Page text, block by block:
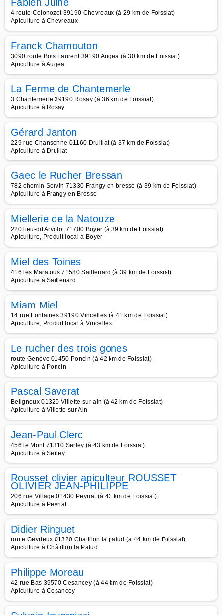
Fabien Julhe
4 route Colonozet 39190 Chevreaux (à 29 km de Foissiat)
Apiculture à Chevreaux
Franck Chamouton
3090 route Bois Laurent 39190 Augea (à 30 km de Foissiat)
Apiculture à Augea
La Ferme de Chantemerle
3 Chantemerle 39190 Rosay (à 36 km de Foissiat)
Apiculture à Rosay
Gérard Janton
229 rue Chansonne 01160 Druillat (à 37 km de Foissiat)
Apiculture à Druillat
Gaec le Rucher Bressan
782 chemin Servin 71330 Frangy en bresse (à 39 km de Foissiat)
Apiculture à Frangy en Bresse
Miellerie de la Natouze
220 lieu-dit Arvolot 71700 Boyer (à 39 km de Foissiat)
Apiculture, Produit local à Boyer
Miel des Toines
416 les Maratous 71580 Saillenard (à 39 km de Foissiat)
Apiculture à Saillenard
Miam Miel
14 rue Fontaines 39190 Vincelles (à 41 km de Foissiat)
Apiculture, Produit local à Vincelles
Le rucher des trois gones
route Genève 01450 Poncin (à 42 km de Foissiat)
Apiculture à Poncin
Pascal Saverat
Beligneux 01320 Villette sur ain (à 42 km de Foissiat)
Apiculture à Villette sur Ain
Jean-Paul Clerc
456 le Mont 71310 Serley (à 43 km de Foissiat)
Apiculture à Serley
Rousset olivier apiculteur ROUSSET
OLIVIER JEAN-PHILIPPE
206 rue Village 01430 Peyriat (à 43 km de Foissiat)
Apiculture à Peyriat
Didier Ringuet
route Gevrieux 01320 Chatillon la palud (à 44 km de Foissiat)
Apiculture à Châtillon la Palud
Philippe Moreau
42 rue Bas 39570 Cesancey (à 44 km de Foissiat)
Apiculture à Cesancey